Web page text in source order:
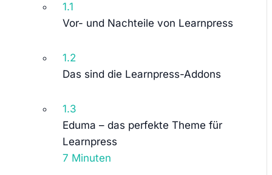
1.1
Vor- und Nachteile von Learnpress
1.2
Das sind die Learnpress-Addons
1.3
Eduma – das perfekte Theme für
Learnpress
7 Minuten